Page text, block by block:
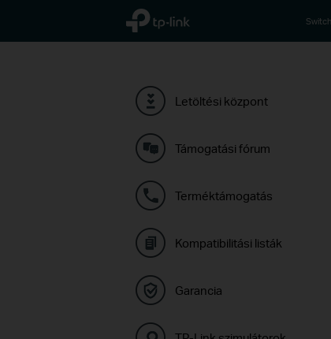
TP-Link, Reliably Smart
Letöltési központ
Támogatási fórum
Terméktámogatás
Kompatibilitási listák
Garancia